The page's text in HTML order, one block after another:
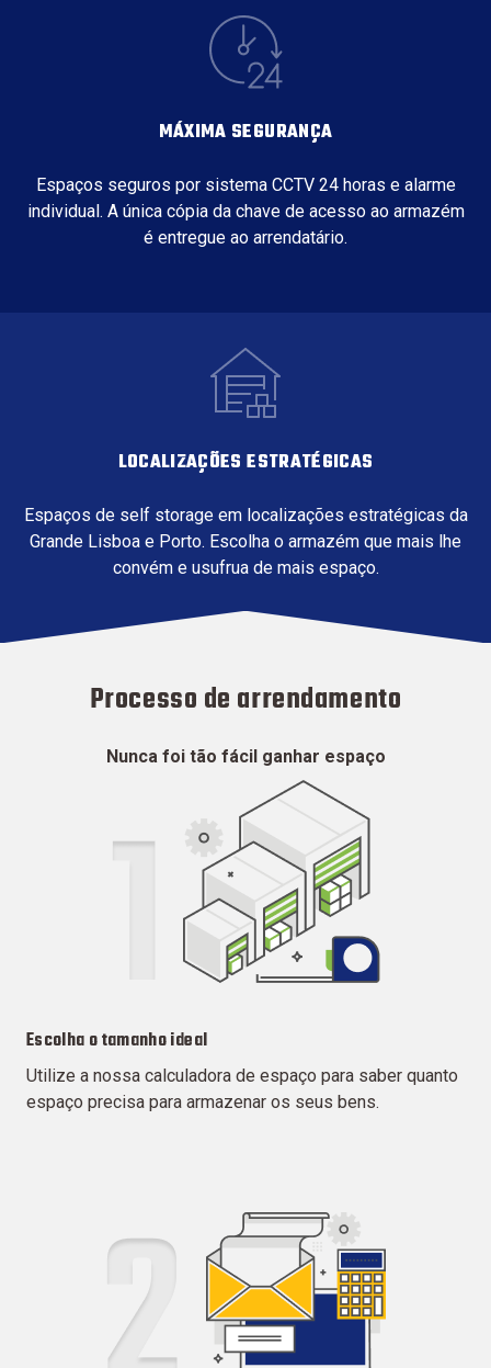
MÁXIMA SEGURANÇA
Espaços seguros por sistema CCTV 24 horas e alarme
individual. A única cópia da chave de acesso ao armazém
é entregue ao arrendatário.
LOCALIZAÇÕES ESTRATÉGICAS
Espaços de self storage em localizações estratégicas da
Grande Lisboa e Porto. Escolha o armazém que mais lhe
convém e usufrua de mais espaço.
Processo de arrendamento
Nunca foi tão fácil ganhar espaço
Escolha o tamanho ideal
Utilize a nossa calculadora de espaço para saber quanto
espaço precisa para armazenar os seus bens.